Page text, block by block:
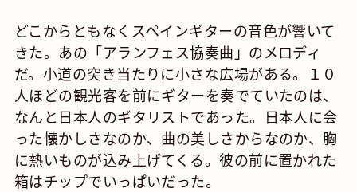
どこからともなくスペインギターの音色が響いて
きた。あの「アランフェス協奏曲」のメロディ
だ。小道の突き当たりに小さな広場がある。１０
人ほどの観光客を前にギターを奏でていたのは、
なんと日本人のギタリストであった。日本人に会
った懐かしさなのか、曲の美しさからなのか、胸
に熱いものが込み上げてくる。彼の前に置かれた
箱はチップでいっぱいだった。